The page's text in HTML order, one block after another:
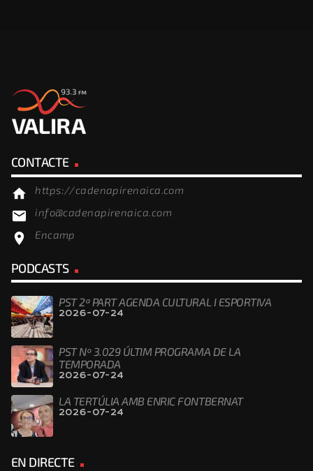
CONTACTE
home https://cadenapirenaica.com
email info@cadenapirenaica.com
location_on Encamp
PODCASTS
PST 2ª PART AGENDA CULTURAL I ESPORTIVA
2026-07-24
PST Nº 3.029 ÚLTIM PROGRAMA DE LA
TEMPORADA
2026-07-24
LA TERTÚLIA AMB ENRIC FONTBERNAT
2026-07-24
EN DIRECTE